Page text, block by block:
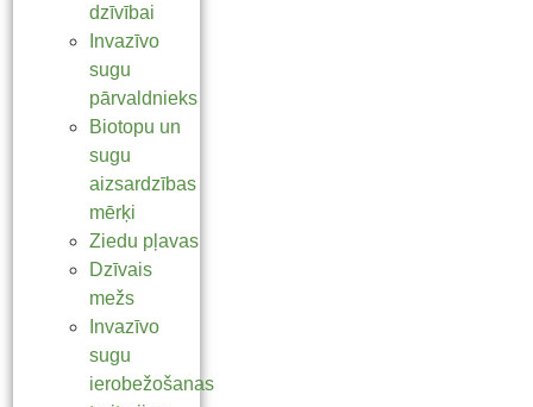
dzīvībai
Invazīvo
sugu
pārvaldnieks
Biotopu un
sugu
aizsardzības
mērķi
Ziedu pļavas
Dzīvais
mežs
Invazīvo
sugu
ierobežošanas